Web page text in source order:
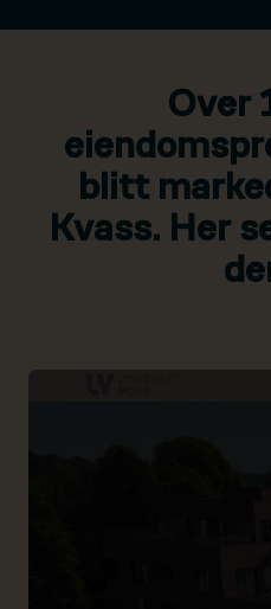
Over
blitt
Kvass. Her